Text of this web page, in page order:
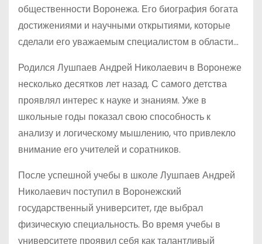
общественности Воронежа. Его биография богата
достижениями и научными открытиями, которые
сделали его уважаемым специалистом в области…
Родился Лушпаев Андрей Николаевич в Воронеже
несколько десятков лет назад. С самого детства
проявлял интерес к науке и знаниям. Уже в
школьные годы показал свою способность к
анализу и логическому мышлению, что привлекло
внимание его учителей и соратников.
После успешной учебы в школе Лушпаев Андрей
Николаевич поступил в Воронежский
государственный университет, где выбрал
физическую специальность. Во время учебы в
университете проявил себя как талантливый